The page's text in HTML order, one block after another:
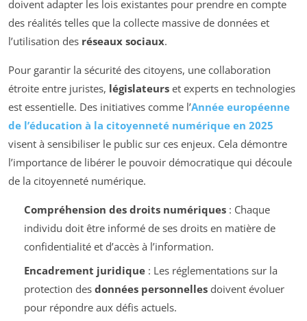
doivent adapter les lois existantes pour prendre en compte
des réalités telles que la collecte massive de données et
l’utilisation des réseaux sociaux.
Pour garantir la sécurité des citoyens, une collaboration
étroite entre juristes, législateurs et experts en technologies
est essentielle. Des initiatives comme l’Année européenne
de l’éducation à la citoyenneté numérique en 2025
visent à sensibiliser le public sur ces enjeux. Cela démontre
l’importance de libérer le pouvoir démocratique qui découle
de la citoyenneté numérique.
Compréhension des droits numériques: Chaque
individu doit être informé de ses droits en matière de
confidentialité et d’accès à l’information.
Encadrement juridique: Les réglementations sur la
protection des données personnellesdoivent évoluer
pour répondre aux défis actuels.